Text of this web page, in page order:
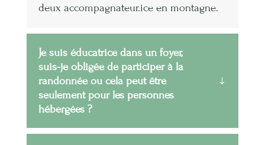
deux accompagnateur.ice en montagne.
Je suis éducatrice dans un foyer,
suis-je obligée de participer à la
randonnée ou cela peut être
seulement pour les personnes
hébergées ?